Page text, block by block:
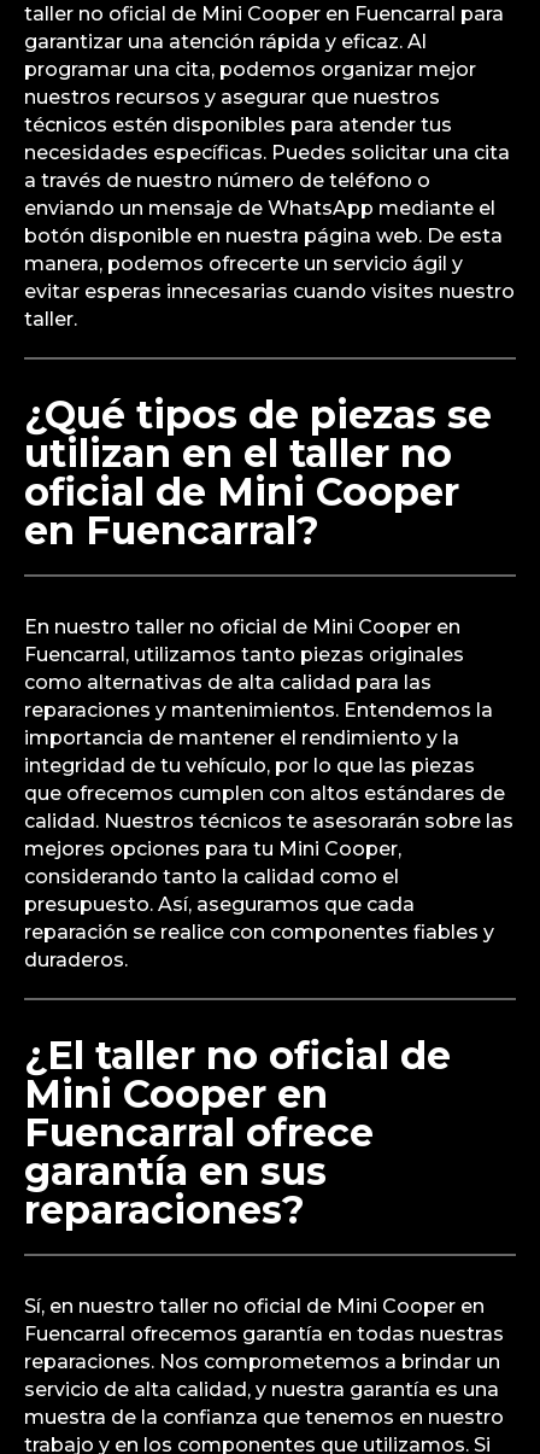
taller no oficial de Mini Cooper en Fuencarral para
garantizar una atención rápida y eficaz. Al
programar una cita, podemos organizar mejor
nuestros recursos y asegurar que nuestros
técnicos estén disponibles para atender tus
necesidades específicas. Puedes solicitar una cita
a través de nuestro número de teléfono o
enviando un mensaje de WhatsApp mediante el
botón disponible en nuestra página web. De esta
manera, podemos ofrecerte un servicio ágil y
evitar esperas innecesarias cuando visites nuestro
taller.
¿Qué tipos de piezas se
utilizan en el taller no
oficial de Mini Cooper
en Fuencarral?
En nuestro taller no oficial de Mini Cooper en
Fuencarral, utilizamos tanto piezas originales
como alternativas de alta calidad para las
reparaciones y mantenimientos. Entendemos la
importancia de mantener el rendimiento y la
integridad de tu vehículo, por lo que las piezas
que ofrecemos cumplen con altos estándares de
calidad. Nuestros técnicos te asesorarán sobre las
mejores opciones para tu Mini Cooper,
considerando tanto la calidad como el
presupuesto. Así, aseguramos que cada
reparación se realice con componentes fiables y
duraderos.
¿El taller no oficial de
Mini Cooper en
Fuencarral ofrece
garantía en sus
reparaciones?
Sí, en nuestro taller no oficial de Mini Cooper en
Fuencarral ofrecemos garantía en todas nuestras
reparaciones. Nos comprometemos a brindar un
servicio de alta calidad, y nuestra garantía es una
muestra de la confianza que tenemos en nuestro
trabajo y en los componentes que utilizamos. Si